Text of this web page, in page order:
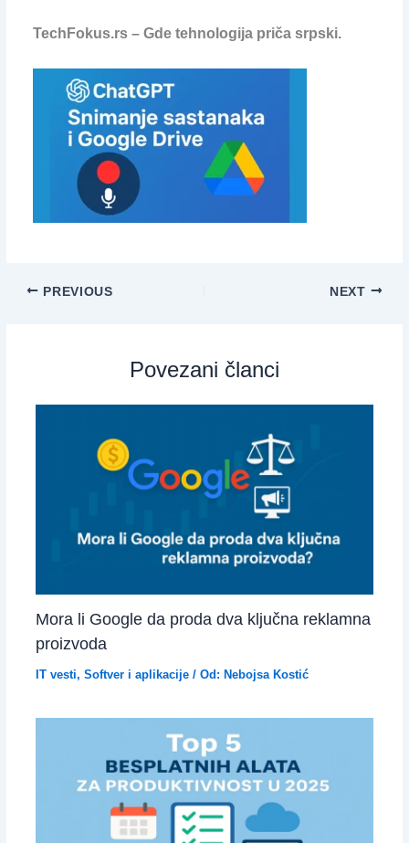
TechFokus.rs – Gde tehnologija priča srpski.
PREVIOUS NEXT
Povezani članci
Mora li Google da proda dva ključna reklamna
proizvoda
IT vesti, Softver i aplikacije/ Od: Nebojsa Kostić